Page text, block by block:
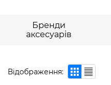
Бренди
аксесуарів
Відображення: